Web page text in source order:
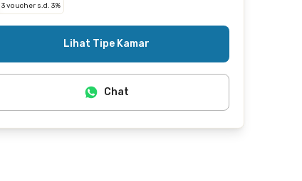
3 voucher s.d. 3%
Lihat Tipe Kamar
Chat